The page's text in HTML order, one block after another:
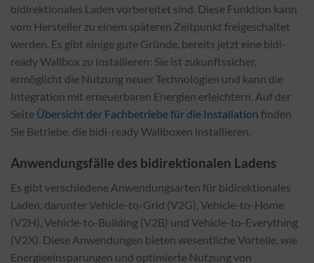
bidirektionales Laden vorbereitet sind. Diese Funktion kann
vom Hersteller zu einem späteren Zeitpunkt freigeschaltet
werden. Es gibt einige gute Gründe, bereits jetzt eine bidi-
ready Wallbox zu installieren: Sie ist zukunftssicher,
ermöglicht die Nutzung neuer Technologien und kann die
Integration mit erneuerbaren Energien erleichtern. Auf der
Seite Übersicht der Fachbetriebe für die Installation finden
Sie Betriebe, die bidi-ready Wallboxen installieren.
Anwendungsfälle des bidirektionalen Ladens
Es gibt verschiedene Anwendungsarten für bidirektionales
Laden, darunter Vehicle-to-Grid (V2G), Vehicle-to-Home
(V2H), Vehicle-to-Building (V2B) und Vehicle-to-Everything
(V2X). Diese Anwendungen bieten wesentliche Vorteile, wie
Energieeinsparungen und optimierte Nutzung von